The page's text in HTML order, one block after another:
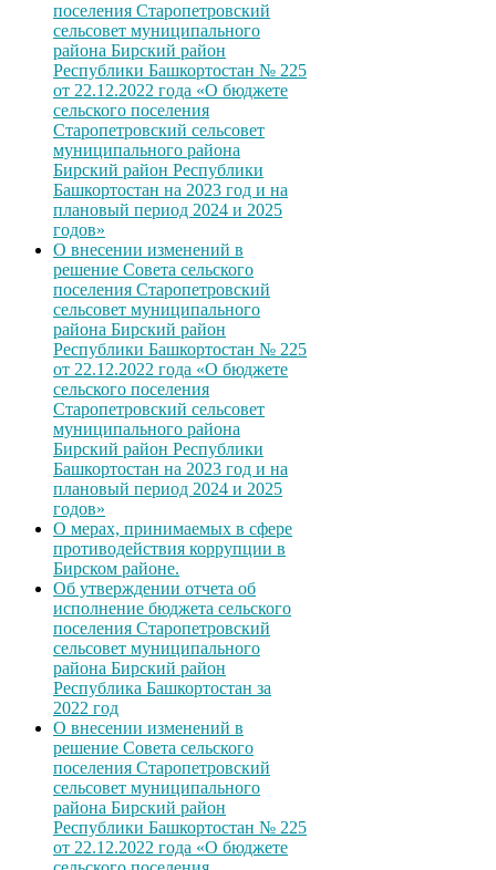
поселения Старопетровский
сельсовет муниципального
района Бирский район
Республики Башкортостан № 225
от 22.12.2022 года «О бюджете
сельского поселения
Старопетровский сельсовет
муниципального района
Бирский район Республики
Башкортостан на 2023 год и на
плановый период 2024 и 2025
годов»
О внесении изменений в
решение Совета сельского
поселения Старопетровский
сельсовет муниципального
района Бирский район
Республики Башкортостан № 225
от 22.12.2022 года «О бюджете
сельского поселения
Старопетровский сельсовет
муниципального района
Бирский район Республики
Башкортостан на 2023 год и на
плановый период 2024 и 2025
годов»
О мерах, принимаемых в сфере
противодействия коррупции в
Бирском районе.
Об утверждении отчета об
исполнение бюджета сельского
поселения Старопетровский
сельсовет муниципального
района Бирский район
Республика Башкортостан за
2022 год
О внесении изменений в
решение Совета сельского
поселения Старопетровский
сельсовет муниципального
района Бирский район
Республики Башкортостан № 225
от 22.12.2022 года «О бюджете